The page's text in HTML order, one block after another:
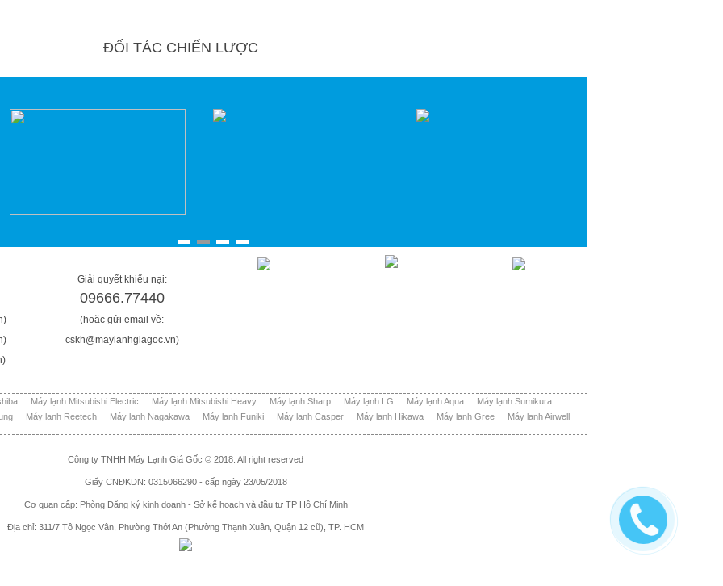
ĐỐI TÁC CHIẾN LƯỢC
Giải quyết khiếu nại:
09666.77440
(hoặc gửi email về:
cskh@maylanhgiagoc.vn)
Máy lạnh Mitsubishi Electric Máy lạnh Mitsubishi Heavy Máy lạnh Sharp Máy lạnh LG Máy lạnh Aqua
Máy lạnh Sumikura
Máy lạnh Reetech Máy lạnh Nagakawa Máy lạnh Funiki Máy lạnh Casper Máy lạnh Hikawa Máy lạnh Gree Máy lạnh Airwell
Công ty TNHH Máy Lạnh Giá Gốc © 2018. All right reserved
Giấy CNĐKDN: 0315066290 - cấp ngày 23/05/2018
Cơ quan cấp: Phòng Đăng ký kinh doanh - Sở kế hoạch và đầu tư TP Hồ Chí Minh
Địa chỉ: 311/7 Tô Ngọc Vân, Phường Thới An (Phường Thạnh Xuân, Quận 12 cũ), TP. HCM